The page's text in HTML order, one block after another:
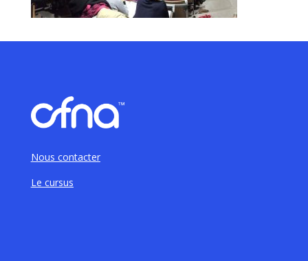
Nous contacter
Le cursus